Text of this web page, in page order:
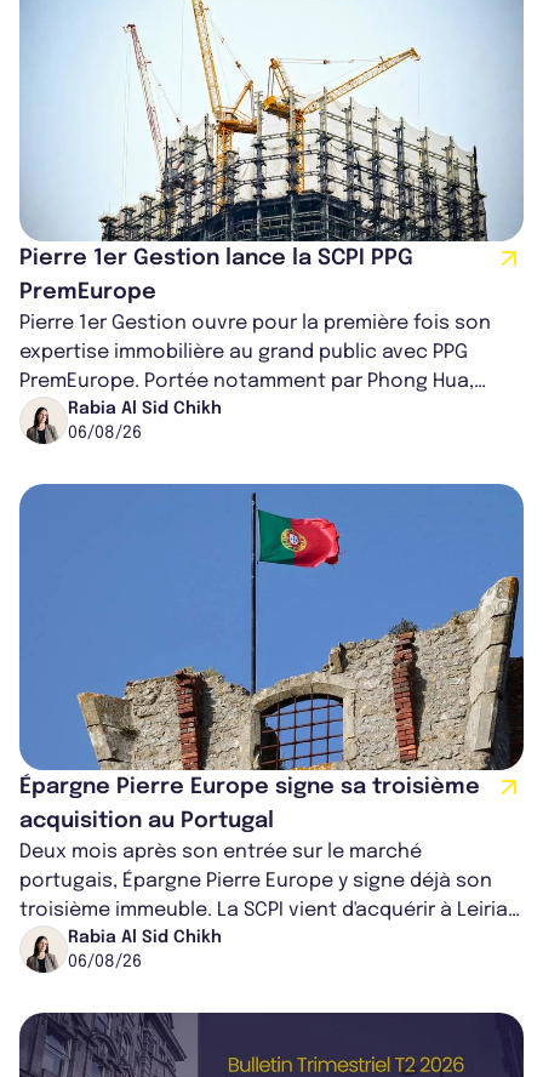
Pierre 1er Gestion lance la SCPI PPG
PremEurope
Pierre 1er Gestion ouvre pour la première fois son
expertise immobilière au grand public avec PPG
PremEurope. Portée notamment par Phong Hua,
ancien directeur des investissements d...
Rabia Al Sid Chikh
06/08/26
Épargne Pierre Europe signe sa troisième
acquisition au Portugal
Deux mois après son entrée sur le marché
portugais, Épargne Pierre Europe y signe déjà son
troisième immeuble. La SCPI vient d'acquérir à Leiria,
dans le centre du pays, un établis...
Rabia Al Sid Chikh
06/08/26